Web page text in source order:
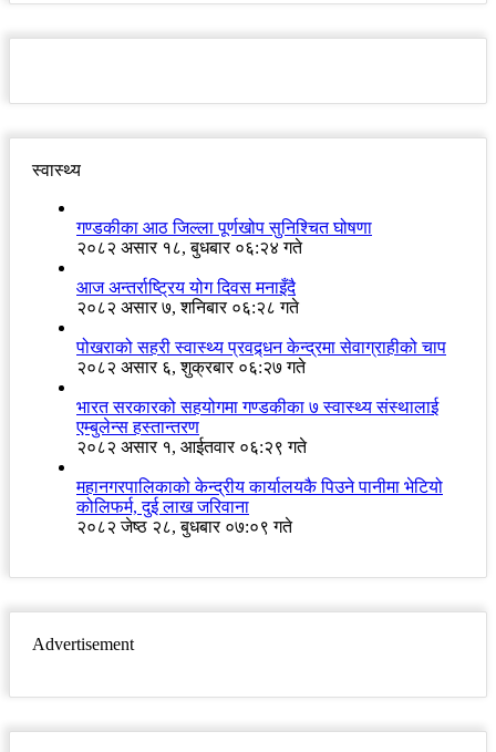
स्वास्थ्य
गण्डकीका आठ जिल्ला पूर्णखोप सुनिश्चित घोषणा
२०८२ असार १८, बुधबार ०६:२४ गते
आज अन्तर्राष्ट्रिय योग दिवस मनाइँदै
२०८२ असार ७, शनिबार ०६:२८ गते
पोखराको सहरी स्वास्थ्य प्रवद्र्धन केन्द्रमा सेवाग्राहीको चाप
२०८२ असार ६, शुक्रबार ०६:२७ गते
भारत सरकारको सहयोगमा गण्डकीका ७ स्वास्थ्य संस्थालाई
एम्बुलेन्स हस्तान्तरण
२०८२ असार १, आईतवार ०६:२९ गते
महानगरपालिकाको केन्द्रीय कार्यालयकै पिउने पानीमा भेटियो
कोलिफर्म, दुई लाख जरिवाना
२०८२ जेष्ठ २८, बुधबार ०७:०९ गते
Advertisement